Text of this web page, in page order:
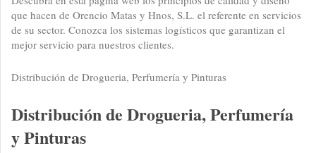
que hacen de Orencio Matas y Hnos, S.L. el referente en servicios
de su sector. Conozca los sistemas logísticos que garantizan el
mejor servicio para nuestros clientes.
Distribución de Drogueria, Perfumería y Pinturas
Distribución de Drogueria, Perfumería
y Pinturas